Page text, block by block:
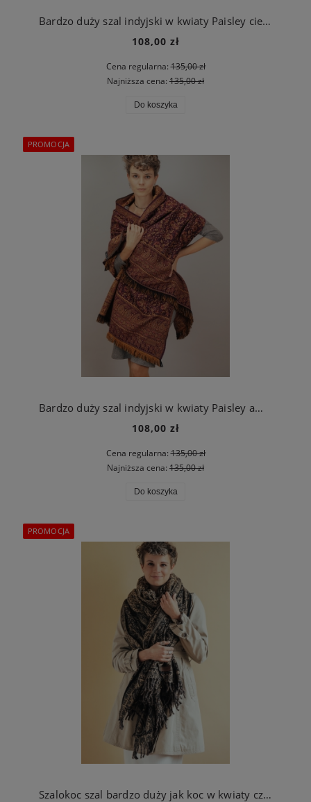
Bardzo duży szal indyjski w kwiaty Paisley ciemny brąz
108,00 zł
Cena regularna:135,00 zł
Najniższa cena: 135,00 zł
Do koszyka
Bardzo duży szal indyjski w kwiaty Paisley ametystowy
108,00 zł
Cena regularna:135,00 zł
Najniższa cena: 135,00 zł
Do koszyka
PROMOCJA
Szalokoc szal bardzo duży jak koc w kwiaty czarny
PROMOCJA